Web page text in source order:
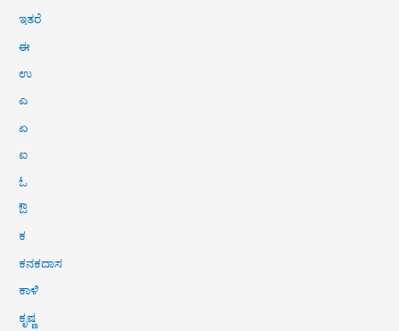
ಇತರೆ
ಈ
ಉ
ಎ
ಏ
ಐ
ಓ
ಔ
ಕ
ಕನಕದಾಸ
ಕಾಳಿ
ಕೃಷ್ಣ